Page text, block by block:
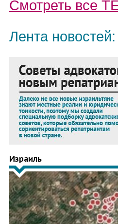
Смотреть все
Лента новостей:
Израиль